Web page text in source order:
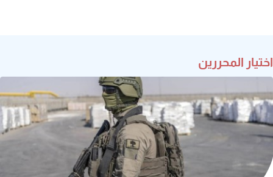
اختيار المحررين